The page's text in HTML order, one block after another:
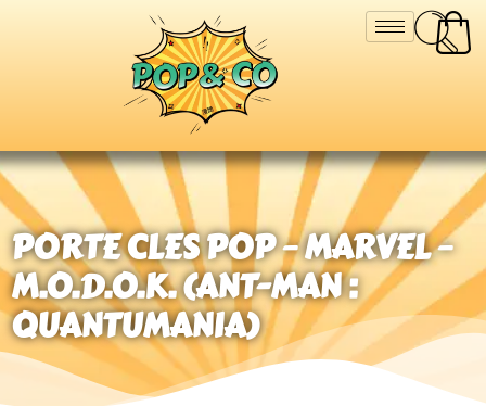
PORTE CLES POP – MARVEL –
M.O.D.O.K. (ANT-MAN :
QUANTUMANIA)